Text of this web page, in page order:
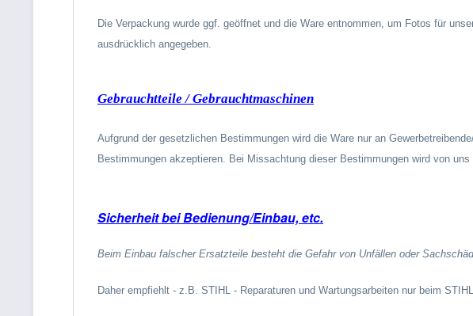
Die Verpackung wurde ggf. geöffnet und die Ware entnommen, um Fotos für
ausdrücklich angegeben.
Gebrauchtteile / Gebrauchtmaschinen
Aufgrund der gesetzlichen Bestimmungen wird die Ware nur an
Bestimmungen akzeptieren. Bei Missachtung dieser Bestimmungen wird von
Sicherheit bei Bedienung/Einbau, etc.
Beim Einbau falscher Ersatzteile besteht die Gefahr von Unfällen oder
Daher empfiehlt - z.B. STIHL - Reparaturen und Wartungsarbeiten nur beim